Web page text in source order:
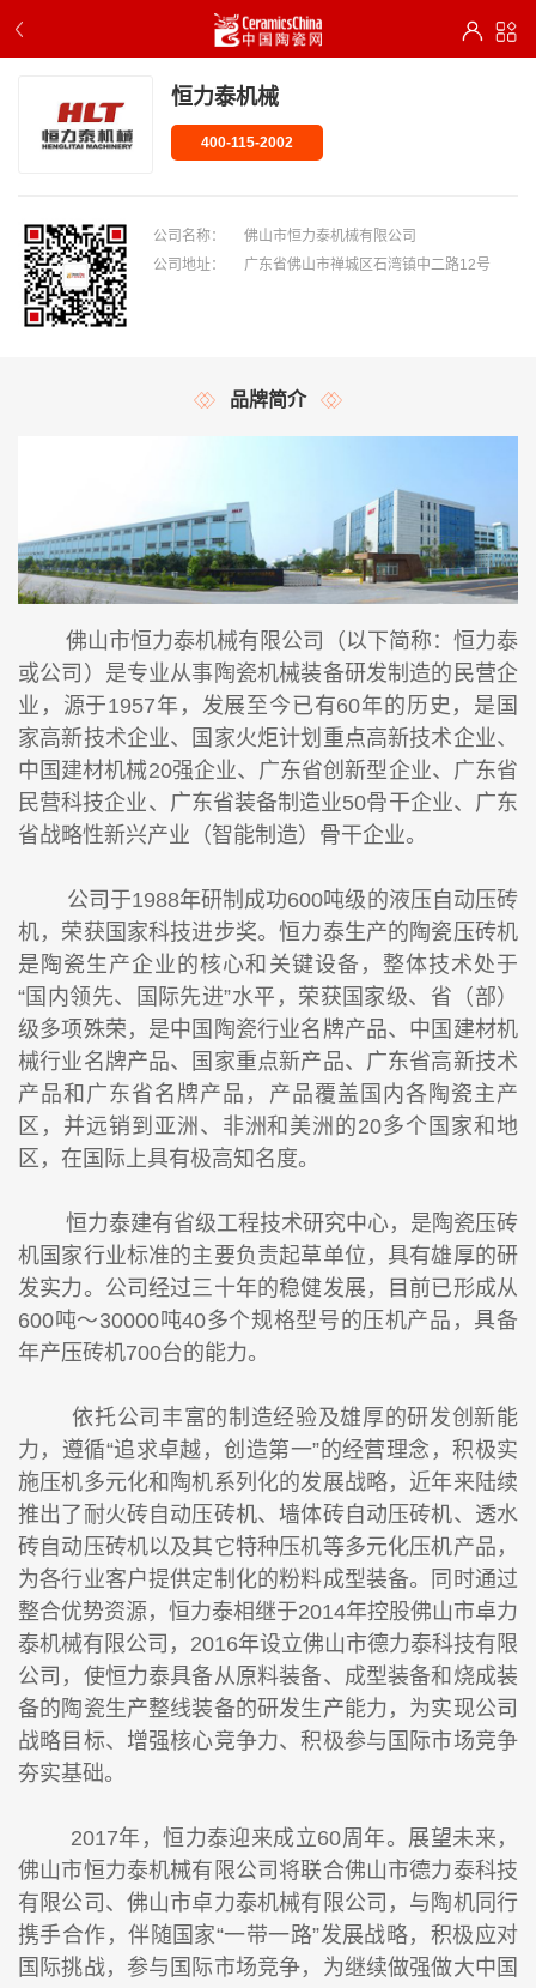
恒力泰机械
400-115-2002
公司名称：
佛山市恒力泰机械有限公司
公司地址：
广东省佛山市禅城区石湾镇中二路12号
品牌简介
佛山市恒力泰机械有限公司（以下简称：恒力泰
或公司）是专业从事陶瓷机械装备研发制造的民营企
业，源于1957年，发展至今已有60年的历史，是国
家高新技术企业、国家火炬计划重点高新技术企业、
中国建材机械20强企业、广东省创新型企业、广东省
民营科技企业、广东省装备制造业50骨干企业、广东
省战略性新兴产业（智能制造）骨干企业。
公司于1988年研制成功600吨级的液压自动压砖
机，荣获国家科技进步奖。恒力泰生产的陶瓷压砖机
是陶瓷生产企业的核心和关键设备，整体技术处于
“国内领先、国际先进”水平，荣获国家级、省（部）
级多项殊荣，是中国陶瓷行业名牌产品、中国建材机
械行业名牌产品、国家重点新产品、广东省高新技术
产品和广东省名牌产品，产品覆盖国内各陶瓷主产
区，并远销到亚洲、非洲和美洲的20多个国家和地
区，在国际上具有极高知名度。
恒力泰建有省级工程技术研究中心，是陶瓷压砖
机国家行业标准的主要负责起草单位，具有雄厚的研
发实力。公司经过三十年的稳健发展，目前已形成从
600吨～30000吨40多个规格型号的压机产品，具备
年产压砖机700台的能力。
依托公司丰富的制造经验及雄厚的研发创新能
力，遵循“追求卓越，创造第一”的经营理念，积极实
施压机多元化和陶机系列化的发展战略，近年来陆续
推出了耐火砖自动压砖机、墙体砖自动压砖机、透水
砖自动压砖机以及其它特种压机等多元化压机产品，
为各行业客户提供定制化的粉料成型装备。同时通过
整合优势资源，恒力泰相继于2014年控股佛山市卓力
泰机械有限公司，2016年设立佛山市德力泰科技有限
公司，使恒力泰具备从原料装备、成型装备和烧成装
备的陶瓷生产整线装备的研发生产能力，为实现公司
战略目标、增强核心竞争力、积极参与国际市场竞争
夯实基础。
2017年，恒力泰迎来成立60周年。展望未来，
佛山市恒力泰机械有限公司将联合佛山市德力泰科技
有限公司、佛山市卓力泰机械有限公司，与陶机同行
携手合作，伴随国家“一带一路”发展战略，积极应对
国际挑战，参与国际市场竞争，为继续做强做大中国